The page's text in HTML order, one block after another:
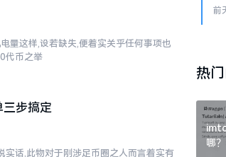
量这样,设若缺失,便着实关乎任何事项也
代币之举
步搞定
话,此物对于刚涉足币圈之人而言着实有
前
热
哪